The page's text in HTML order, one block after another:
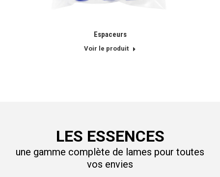
Espaceurs
Voir le produit
LES ESSENCES
une gamme complète de lames pour toutes
vos envies